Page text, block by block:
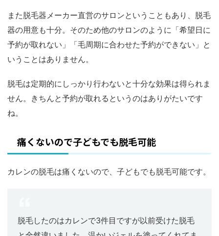
また脱毛器メーカー直営のサロンということもあり、脱毛
器の用意も十分。そのため他のサロンのように「希望日に
予約が取れない」「毛周期に合わせた予約ができない」と
いうことはありません。
脱毛は定期的にしっかり行わないと十分な効果は得られま
せん。きちんと予約が取れるというのはありがたいです
ね。
痛くないので子どもでも脱毛可能
カレンの脱毛は痛くないので、子どもでも脱毛可能です。
脱毛したのはカレンで3件目ですが以前受けた脱毛